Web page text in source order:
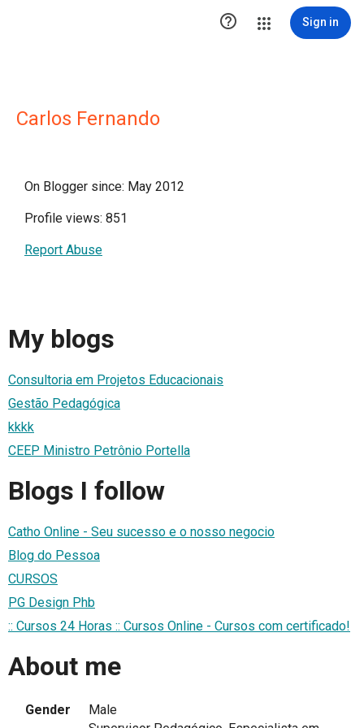
 Sign in
Carlos Fernando
On Blogger since: May 2012
Profile views: 851
Report Abuse
My blogs
Consultoria em Projetos Educacionais
Gestão Pedagógica
kkkk
CEEP Ministro Petrônio Portella
Blogs I follow
Catho Online - Seu sucesso e o nosso negocio
Blog do Pessoa
CURSOS
PG Design Phb
:: Cursos 24 Horas :: Cursos Online - Cursos com certificado!
About me
Gender
Male